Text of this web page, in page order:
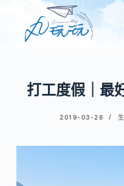
打工度假｜最
2019-03-26